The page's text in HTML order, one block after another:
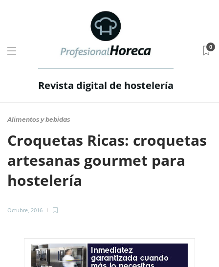
Revista digital de hostelería
0
Alimentos y bebidas
Croquetas Ricas: croquetas
artesanas gourmet para
hostelería
Octubre, 2016